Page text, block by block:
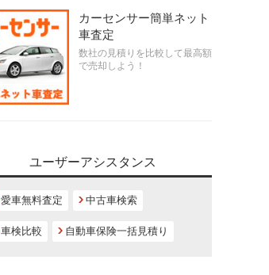
カーセンサー簡単ネット
車査定
数社の見積りを比較して最高額
で売却しよう！
ユーザーアシスタンス
愛車無料査定 中古車検索
車検比較 自動車保険一括見積り